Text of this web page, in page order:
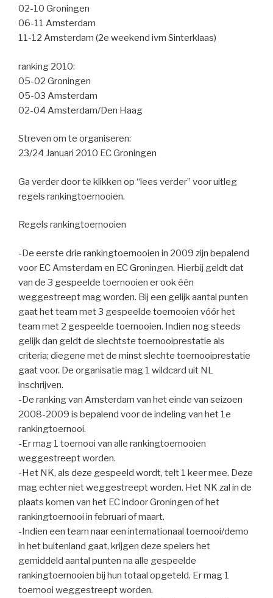
02-10 Groningen
06-11 Amsterdam
11-12 Amsterdam (2e weekend ivm Sinterklaas)
ranking 2010:
05-02 Groningen
05-03 Amsterdam
02-04 Amsterdam/Den Haag
Streven om te organiseren:
23/24 Januari 2010 EC Groningen
Ga verder door te klikken op “lees verder” voor uitleg
regels rankingtoernooien.
Regels rankingtoernooien
-De eerste drie rankingtoernooien in 2009 zijn bepalend
voor EC Amsterdam en EC Groningen. Hierbij geldt dat
van de 3 gespeelde toernooien er ook één
weggestreept mag worden. Bij een gelijk aantal punten
gaat het team met 3 gespeelde toernooien vóór het
team met 2 gespeelde toernooien. Indien nog steeds
gelijk dan geldt de slechtste toernooiprestatie als
criteria; diegene met de minst slechte toernooiprestatie
gaat voor. De organisatie mag 1 wildcard uit NL
inschrijven.
-De ranking van Amsterdam van het einde van seizoen
2008-2009 is bepalend voor de indeling van het 1e
rankingtoernooi.
-Er mag 1 toernooi van alle rankingtoernooien
weggestreept worden.
-Het NK, als deze gespeeld wordt, telt 1 keer mee. Deze
mag echter niet weggestreept worden. Het NK zal in de
plaats komen van het EC indoor Groningen of het
rankingtoernooi in februari of maart.
-Indien een team naar een internationaal toernooi/demo
in het buitenland gaat, krijgen deze spelers het
gemiddeld aantal punten na alle gespeelde
rankingtoernooien bij hun totaal opgeteld. Er mag 1
toernooi weggestreept worden.